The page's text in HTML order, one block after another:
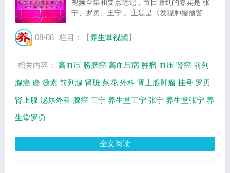
视频全集和要点笔记，节目请到的嘉宾是 张
宁、罗勇、王宁 。主题是《发现肿瘤预警的
什么，如何能及早发现肾癌等相关内容，百年
08-08 栏目：【养生堂视频】
相关内容： 高血压 膀胱癌 高血压病 肿瘤 血压 肾癌 前列
腺癌 癌 激素 前列腺 肾脏 菜花 外科 肾上腺肿瘤 挂号 罗勇
肾上腺 泌尿外科 腺癌 王宁 养生堂王宁 张宁 养生堂张宁 养
生堂罗勇
全文阅读